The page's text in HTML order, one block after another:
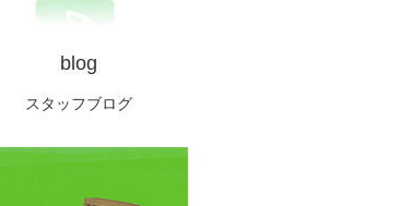
blog
スタッフブログ